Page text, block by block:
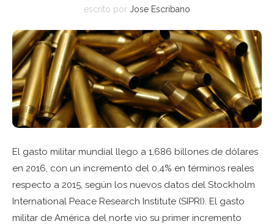
escrito por Jose Escribano
El gasto militar mundial llego a 1,686 billones de dólares
en 2016, con un incremento del 0,4% en términos reales
respecto a 2015, según los nuevos datos del Stockholm
International Peace Research Institute (SIPRI). El gasto
militar de América del norte vio su primer incremento